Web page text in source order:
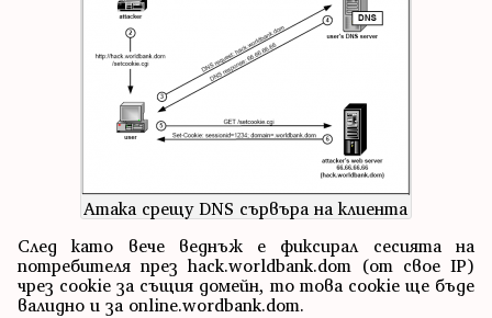
Атака срещу DNS сървъра на клиента
След като вече веднъж е фиксирал сесията на
потребителя през hack.worldbank.dom (от свое IP)
чрез cookie за същия домейн, то това cookie ще бъде
валидно и за online.wordbank.dom.